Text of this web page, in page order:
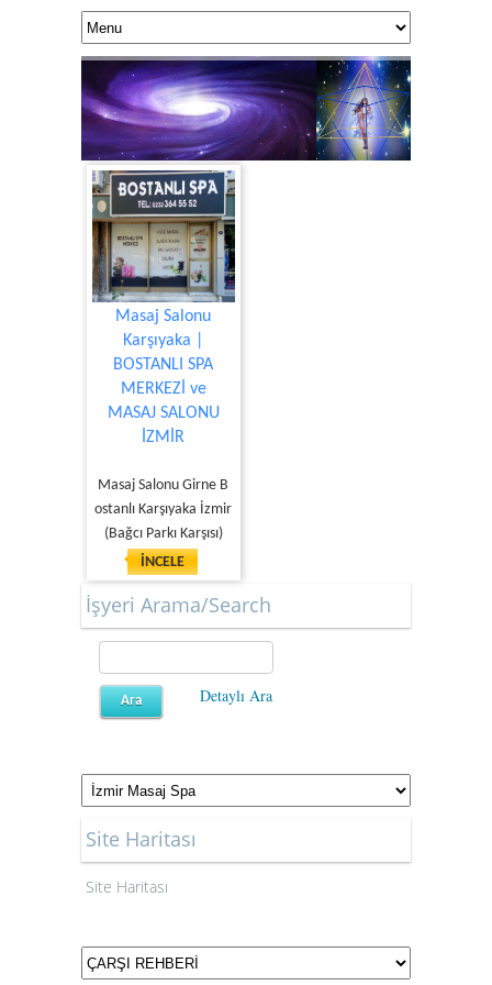
Masaj Salonu
Karşıyaka |
BOSTANLI SPA
MERKEZİ ve
MASAJ SALONU
İZMİR
Masaj Salonu Girne B
ostanlı Karşıyaka İzmir
(Bağcı Parkı Karşısı)
İNCELE
İşyeri Arama/Search
Detaylı Ara
Site Haritası
Site Haritası